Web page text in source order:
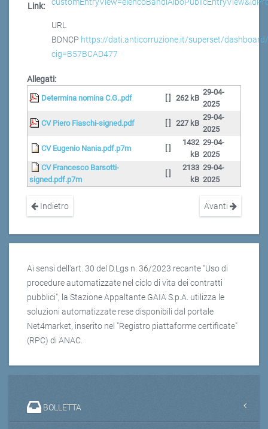
Link:
URL
BDNCP https://dati.anticorruzione.it/superset/
cig=B57BCAD477
Allegati:
Determina nomina C.G..pdf 262 kB
29-04-
2025
CV Piero Fiaschi-signed.pdf 227 kB
29-04-
2025
CV Eugenio Nania.pdf.p7m
1432
kB
29-04-
2025
CV Francesco Barsotti-
signed.pdf.p7m
2133
kB
29-04-
2025
Indietro Avanti
Ai sensi dell'art. 30 del D.Lgs n. 36/2023 recante "Uso di
procedure automatizzate nel ciclo di vita dei contratti
pubblici", la Stazione Appaltante GAIA S.p.A. utilizza le
soluzioni automatizzate rese disponibili dal portale
Net4market, inserito nel "Registro piattaforme certificate"
(RPC) di ANAC.
BOLLETTA